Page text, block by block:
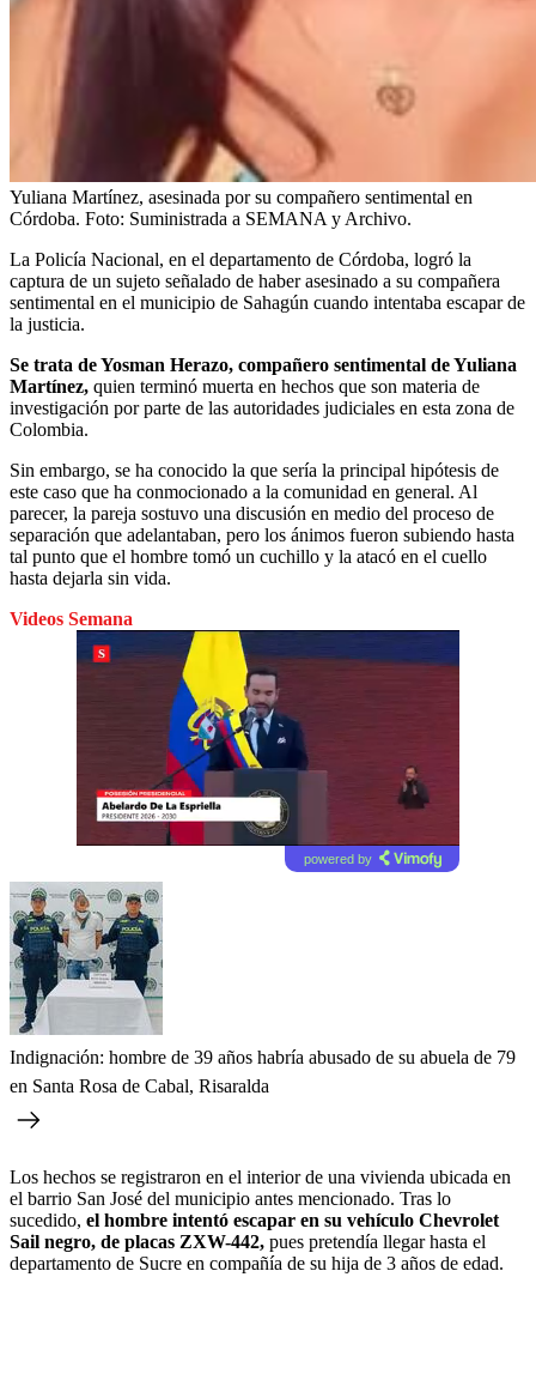
Yuliana Martínez, asesinada por su compañero sentimental en
Córdoba. Foto: Suministrada a SEMANA y Archivo.
La Policía Nacional, en el departamento de Córdoba, logró la
captura de un sujeto señalado de haber asesinado a su compañera
sentimental en el municipio de Sahagún cuando intentaba escapar de
la justicia.
Se trata de Yosman Herazo, compañero sentimental de Yuliana
Martínez, quien terminó muerta en hechos que son materia de
investigación por parte de las autoridades judiciales en esta zona de
Colombia.
Sin embargo, se ha conocido la que sería la principal hipótesis de
este caso que ha conmocionado a la comunidad en general. Al
parecer, la pareja sostuvo una discusión en medio del proceso de
separación que adelantaban, pero los ánimos fueron subiendo hasta
tal punto que el hombre tomó un cuchillo y la atacó en el cuello
hasta dejarla sin vida.
Videos Semana
powered by
Indignación: hombre de 39 años habría abusado de su abuela de 79
en Santa Rosa de Cabal, Risaralda
Los hechos se registraron en el interior de una vivienda ubicada en
el barrio San José del municipio antes mencionado. Tras lo
sucedido, el hombre intentó escapar en su vehículo Chevrolet
Sail negro, de placas ZXW-442, pues pretendía llegar hasta el
departamento de Sucre en compañía de su hija de 3 años de edad.